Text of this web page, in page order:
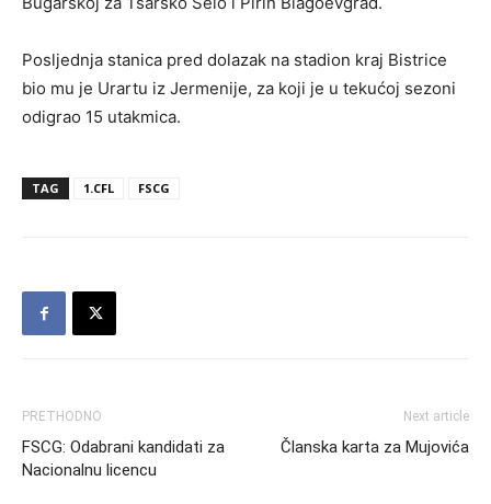
Posljednja stanica pred dolazak na stadion kraj Bistrice
bio mu je Urartu iz Jermenije, za koji je u tekućoj sezoni
odigrao 15 utakmica.
TAG 1.CFL FSCG
PRETHODNO
FSCG: Odabrani kandidati za
Nacionalnu licencu
Next article
Članska karta za Mujovića